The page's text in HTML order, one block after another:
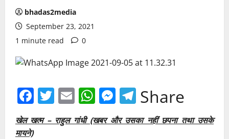
bhadas2media
September 23, 2021
1 minute read
0
Facebook
Twitter
EmailWhatsApp
Messenger
Telegram
Share
खेल खत्म – राहुल गांधी (खबर और उसका नहीं छपना तथा उसके
मायने)